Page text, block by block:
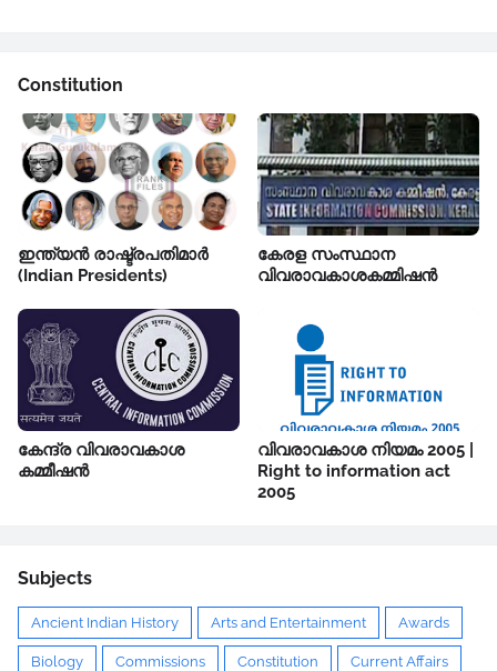
Constitution
ഇന്ത്യൻ രാഷ്ട്രപതിമാർ
(Indian Presidents)
കേരള സംസ്ഥാന
വിവരാവകാശകമ്മിഷൻ
കേന്ദ്ര വിവരാവകാശ
കമ്മീഷൻ
വിവരാവകാശ നിയമം 2005 |
Right to information act
2005
Subjects
Ancient Indian History Arts and Entertainment Awards
Biology Commissions Constitution Current Affairs